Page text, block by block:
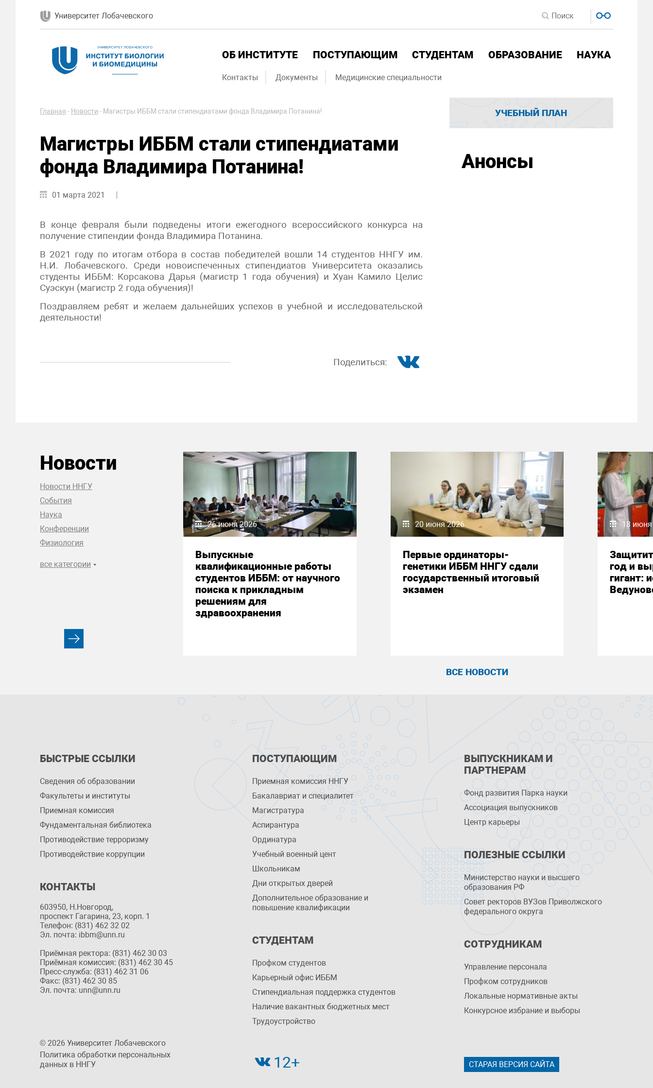
Университет Лобачевского
ОБ ИНСТИТУТЕ ПОСТУПАЮЩИМ СТУДЕНТАМ ОБРАЗОВАНИЕ НАУКА
Контакты Документы Медицинские специальности
Главная - Новости - Магистры ИББМ стали стипендиатами фонда Владимира Потанина!
Магистры ИББМ стали стипендиатами
фонда Владимира Потанина!
01 марта 2021
В конце февраля были подведены итоги ежегодного всероссийского конкурса на
получение стипендии фонда Владимира Потанина.
В 2021 году по итогам отбора в состав победителей вошли 14 студентов ННГУ им.
Н.И. Лобачевского. Среди новоиспеченных стипендиатов Университета оказались
студенты ИББМ: Корсакова Дарья (магистр 1 года обучения) и Хуан Камило Целис
Суэскун (магистр 2 года обучения)!
Поздравляем ребят и желаем дальнейших успехов в учебной и исследовательской
деятельности!
Поделиться:
УЧЕБНЫЙ ПЛАН
Анонсы
Новости
Новости ННГУ
События
Наука
Конференции
Физиология
все категории
26 июня 2026
Выпускные
квалификационные работы
студентов ИББМ: от научного
поиска к прикладным
решениям для
здравоохранения
20 июня 2026
Первые ординаторы-
генетики ИББМ ННГУ сдали
государственный итоговый
экзамен
18
год и
гигант:
ВСЕ НОВОСТИ
БЫСТРЫЕ ССЫЛКИ
Сведения об образовании
Факультеты и институты
Приемная комиссия
Фундаментальная библиотека
Противодействие терроризму
Противодействие коррупции
КОНТАКТЫ
603950, Н.Новгород,
проспект Гагарина, 23, корп. 1
Телефон: (831) 462 32 02
Эл. почта: ibbm@unn.ru
Приёмная ректора: (831) 462 30 03
Приёмная комиссия: (831) 462 30 45
Пресс-служба: (831) 462 31 06
Факс: (831) 462 30 85
Эл. почта: unn@unn.ru
ПОСТУПАЮЩИМ
Приемная комиссия ННГУ
Бакалавриат и специалитет
Магистратура
Аспирантура
Ординатура
Учебный военный цент
Школьникам
Дни открытых дверей
Дополнительное образование и
повышение квалификации
СТУДЕНТАМ
Профком студентов
Карьерный офис ИББМ
Стипендиальная поддержка студентов
Наличие вакантных бюджетных мест
Трудоустройство
ВЫПУСКНИКАМ И
ПАРТНЕРАМ
Фонд развития Парка науки
Ассоциация выпускников
Центр карьеры
ПОЛЕЗНЫЕ ССЫЛКИ
Министерство науки и высшего
образования РФ
Совет ректоров ВУЗов Приволжского
федерального округа
СОТРУДНИКАМ
Управление персоналa
Профком сотрудников
Локальные нормативные акты
Конкурсное избрание и выборы
© 2026 Университет Лобачевского
Политика обработки персональных
данных в ННГУ
12+ СТАРАЯ ВЕРСИЯ САЙТА